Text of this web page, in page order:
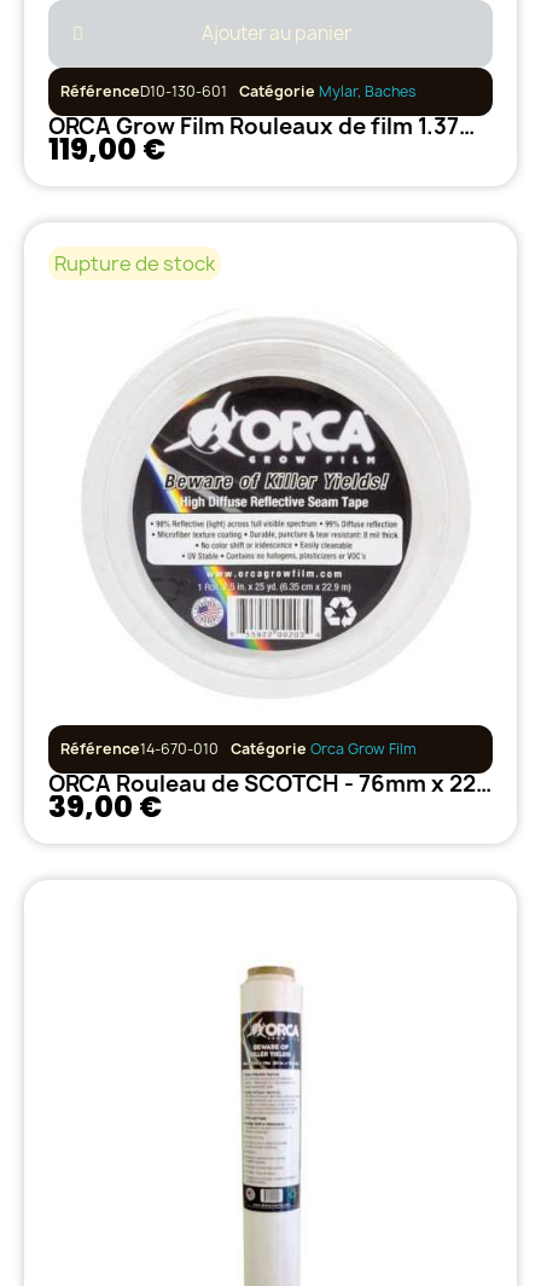
Ajouter au panier
RéférenceD10-130-601 Catégorie Mylar, Baches
ORCA Grow Film Rouleaux de film 1.37m x 10m
119,00 €
Rupture de stock
Référence14-670-010 Catégorie Orca Grow Film
ORCA Rouleau de SCOTCH - 76mm x 22.8m
39,00 €